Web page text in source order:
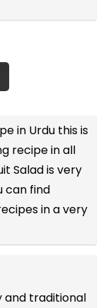
in Urdu this is
recipe in all
Salad is very
can find
in a very
and traditional